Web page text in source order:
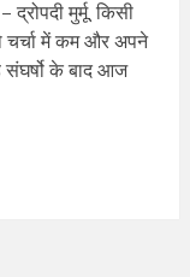
मुर्मू, किसी
चर्चा में कम और अपने
संघर्षो के बाद आज